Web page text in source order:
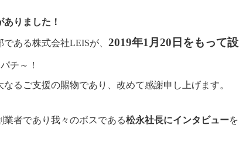
りました！
ある株式会社LEISが、 2019年1月20日をもって設
チ～！
るご支援の賜物であり、改めて感謝申し上げます。
者であり我々のボスである松永社長にインタビューを